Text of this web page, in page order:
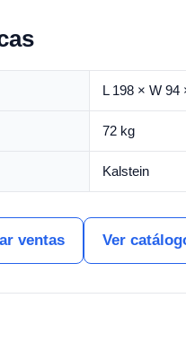
L 198 × W 94
72 kg
Kalstein
ventas Ver